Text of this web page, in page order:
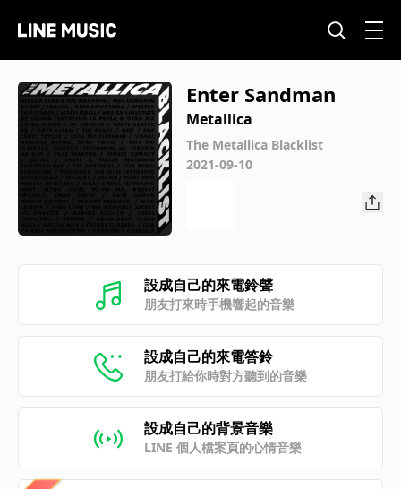
Enter Sandman
Metallica
The Metallica Blacklist
2021-09-10
設成自己的來電鈴聲
朋友打來時手機響起的音樂
設成自己的來電答鈴
朋友打給你時對方聽到的音樂
設成自己的背景音樂
LINE 個人檔案頁的心情音樂